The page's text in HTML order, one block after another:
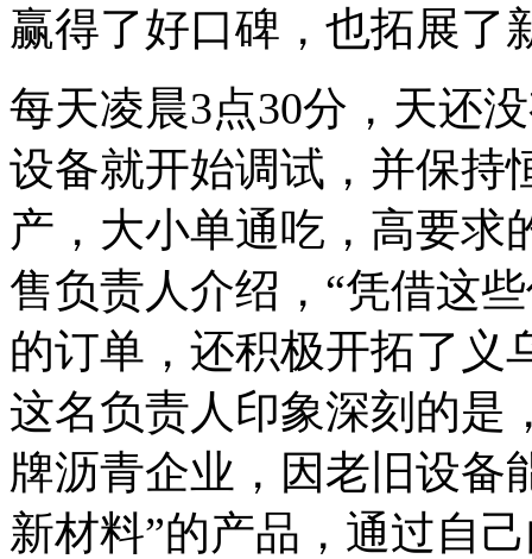
赢得了好口碑，也拓展了
每天凌晨3点30分，天还
设备就开始调试，并保持
产，大小单通吃，高要求
售负责人介绍，“凭借这
的订单，还积极开拓了义
这名负责人印象深刻的是
牌沥青企业，因老旧设备
新材料”的产品，通过自